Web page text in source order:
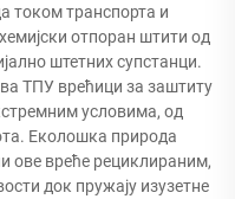
током транспорта и
отпоран штити од
штетних супстанци.
ТПУ врећици за заштиту
условима, од
Еколошка природа
ове вреће рециклираним,
док пружају изузетне